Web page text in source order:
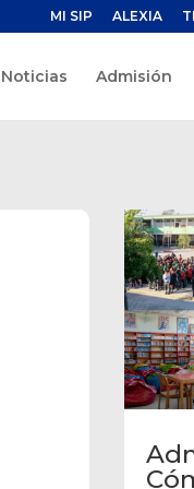
MI SIP ALEXIA
Noticias Admisión